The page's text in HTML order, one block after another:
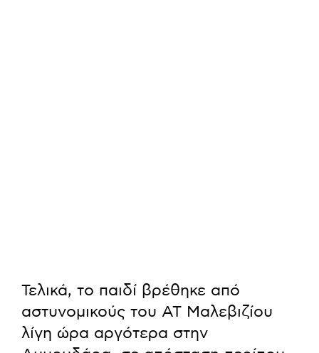
Τελικά, το παιδί βρέθηκε από
αστυνομικούς του ΑΤ Μαλεβιζίου
λίγη ώρα αργότερα στην